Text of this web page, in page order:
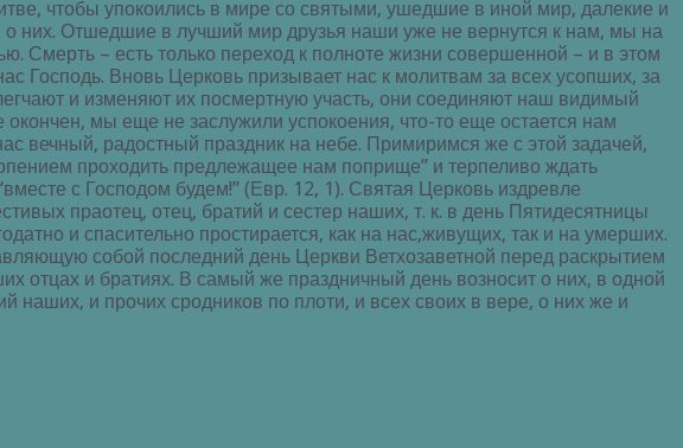
чтобы упокоились в мире со святыми, ушедшие в иной мир, далекие и
о них. Отшедшие в лучший мир друзья наши уже не вернутся к нам, мы на
Смерть – есть только переход к полноте жизни совершенной – и в этом
Господь. Вновь Церковь призывает нас к молитвам за всех усопших, за
и изменяют их посмертную участь, они соединяют наш видимый
мы еще не заслужили успокоения, что-то еще остается нам
вечный, радостный праздник на небе. Примиримся же с этой задачей,
проходить предлежащее нам поприще” и терпеливо ждать
с Господом будем!” (Евр. 12, 1). Святая Церковь издревле
праотец, отец, братий и сестер наших, т. к. в день Пятидесятницы
и спасительно простирается, как на нас,живущих, так и на умерших.
собой последний день Церкви Ветхозаветной перед раскрытием
отцах и братиях. В самый же праздничный день возносит о них, в одной
наших, и прочих сродников по плоти, и всех своих в вере, о них же и